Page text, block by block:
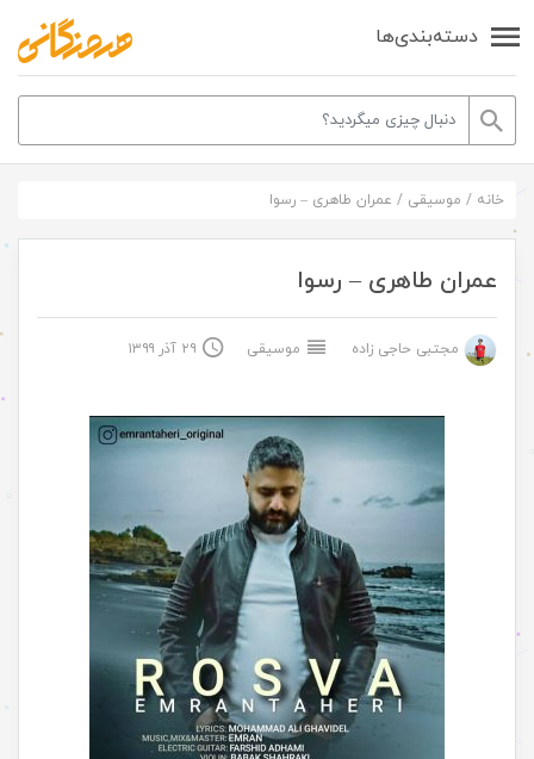
دسته‌بندی‌ها
خانه / موسیقی / عمران طاهری – رسوا
عمران طاهری – رسوا
مجتبی حاجی زاده موسیقی ۲۹ آذر ۱۳۹۹